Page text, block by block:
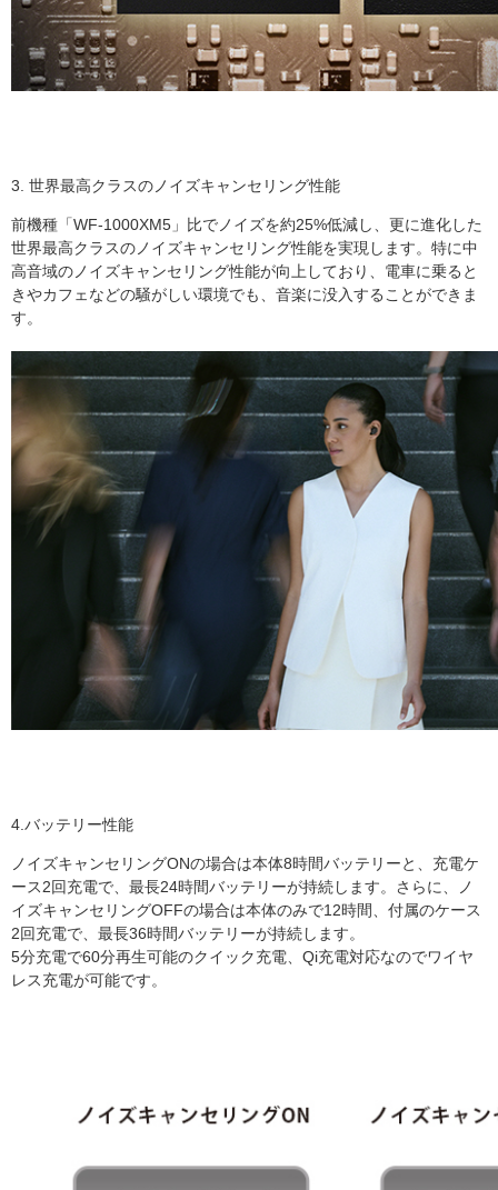
3. 世界最高クラスのノイズキャンセリング性能
前機種「WF-1000XM5」比でノイズを約25%低減し、更に進化した
世界最高クラスのノイズキャンセリング性能を実現します。特に中
高音域のノイズキャンセリング性能が向上しており、電車に乗ると
きやカフェなどの騒がしい環境でも、音楽に没入することができま
す。
4.バッテリー性能
ノイズキャンセリングONの場合は本体8時間バッテリーと、充電ケ
ース2回充電で、最長24時間バッテリーが持続します。さらに、ノ
イズキャンセリングOFFの場合は本体のみで12時間、付属のケース
2回充電で、最長36時間バッテリーが持続します。
5分充電で60分再生可能のクイック充電、Qi充電対応なのでワイヤ
レス充電が可能です。